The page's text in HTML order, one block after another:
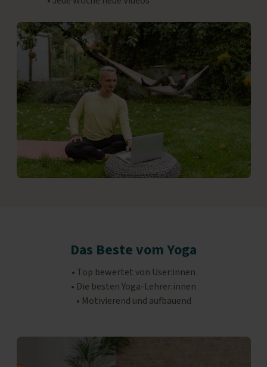
Das Beste vom Yoga
• Top bewertet von User:innen
• Die besten Yoga-Lehrer:innen
• Motivierend und aufbauend